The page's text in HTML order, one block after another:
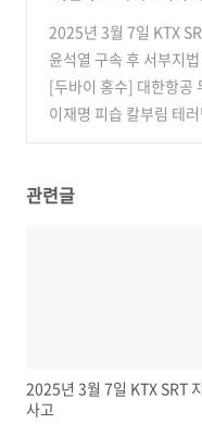
2025년 3월 7일 KTX
윤석열 구속 후 서부지
경 판사 안전?
(0)
[두바이 홍수] 대한항공
회항 항공편 지연 사태
이재명 피습 칼부림 테
관련글
2025년 3월 7일 KTX SRT
사고